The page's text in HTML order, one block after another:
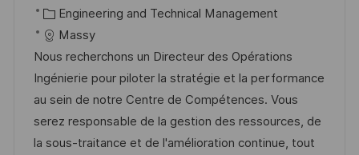
t a
t
u
m
d
e
r
o
-
I
D
K
a
t
e
g
o
r
Engineering and Technical Management
Massy
Nous recherchons un Directeur des Opérations
Ingénierie pour piloter la stratégie et la performance
au sein de notre Centre de Compétences. Vous
serez responsable de la gestion des ressources, de
la sous-traitance et de l'amélioration continue, tout